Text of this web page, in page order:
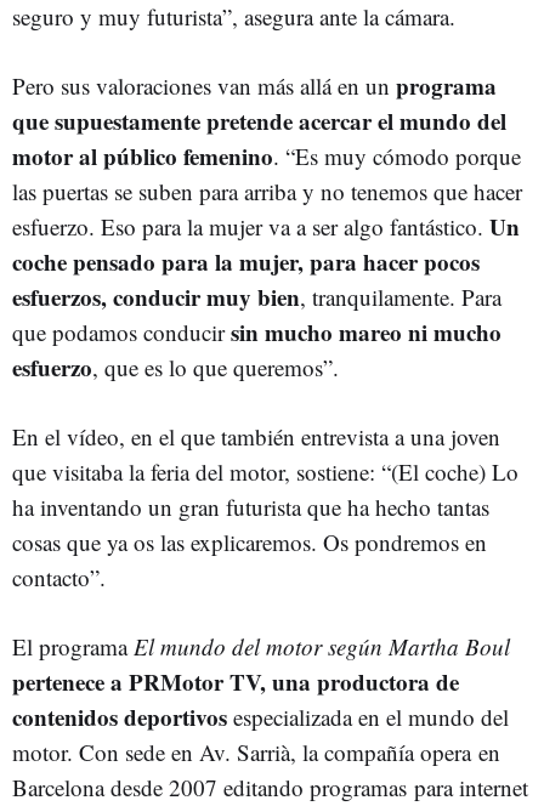
seguro y muy futurista”, asegura ante la cámara.
Pero sus valoraciones van más allá en un programa
que supuestamente pretende acercar el mundo del
motor al público femenino. “Es muy cómodo porque
las puertas se suben para arriba y no tenemos que hacer
esfuerzo. Eso para la mujer va a ser algo fantástico. Un
coche pensado para la mujer, para hacer pocos
esfuerzos, conducir muy bien, tranquilamente. Para
que podamos conducirsin mucho mareo ni mucho
esfuerzo, que es lo que queremos”.
En el vídeo, en el que también entrevista a una joven
que visitaba la feria del motor, sostiene: “(El coche) Lo
ha inventando un gran futurista que ha hecho tantas
cosas que ya os las explicaremos. Os pondremos en
contacto”.
El programaEl mundo del motor según Martha Boul
pertenece a PRMotor TV, una productora de
contenidos deportivos especializada en el mundo del
motor. Con sede en Av. Sarrià, la compañía opera en
Barcelona desde 2007 editando programas para internet